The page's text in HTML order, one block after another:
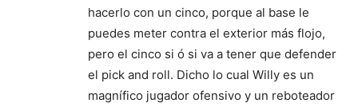
hacerlo con un cinco, porque al base le
puedes meter contra el exterior más flojo,
pero el cinco si ó si va a tener que defender
el pick and roll. Dicho lo cual Willy es un
magnífico jugador ofensivo y un reboteador